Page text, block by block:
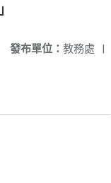
發布單位： 教務處 |